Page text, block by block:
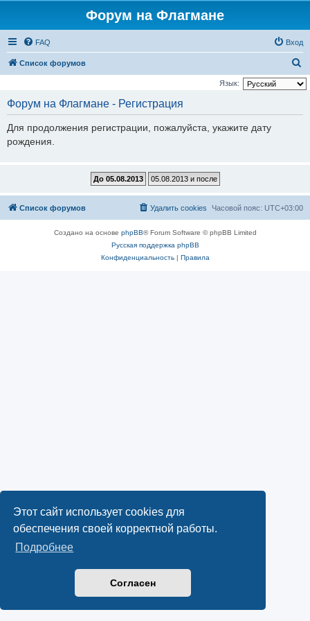
Этот сайт использует cookies для
обеспечения своей корректной работы.
Подробнее
Согласен
Форум на Флагмане
FAQ Вход
Список форумов
о
Язык:
Форум на Флагмане - Регистрация
Для продолжения регистрации, пожалуйста, укажите дату
рождения.
Список форумов Часовой пояс: UTC+03:00
Удалить cookies
Создано на основе phpBB® Forum Software © phpBB Limited
Русская поддержка phpBB
Конфиденциальность| Правила